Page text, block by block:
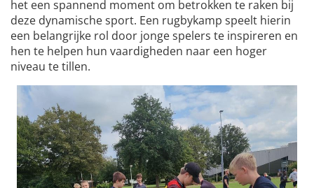
het een spannend moment om betrokken te raken bij
deze dynamische sport. Een rugbykamp speelt hierin
een belangrijke rol door jonge spelers te inspireren en
hen te helpen hun vaardigheden naar een hoger
niveau te tillen.